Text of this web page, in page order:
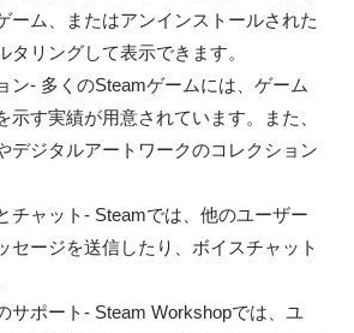
ーム、またはアンインストールされた
タリングして表示できます。
ン- 多くのSteamゲームには、ゲーム
示す実績が用意されています。また、
デジタルアートワークのコレクション
チャット- Steamでは、他のユーザー
セージを送信したり、ボイスチャット
サポート- Steam Workshopでは、ユ